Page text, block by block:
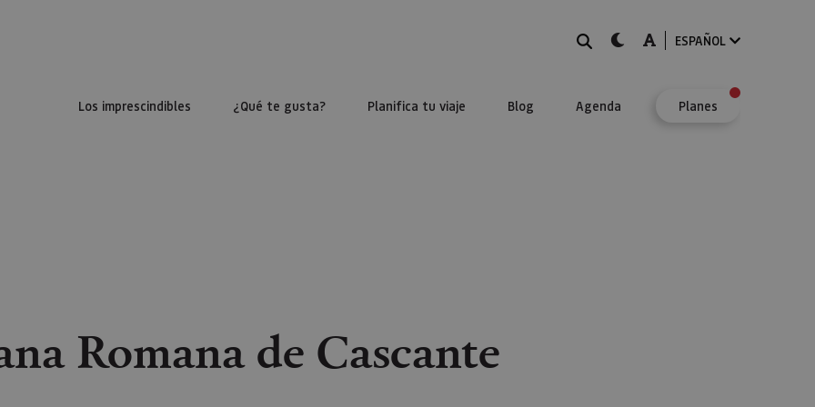
BUSCARdark-mode
A-modeESPAÑOL
Los imprescindibles ¿Qué te gusta? Planifica tu viaje Blog Agenda Planes
Romana de Cascante